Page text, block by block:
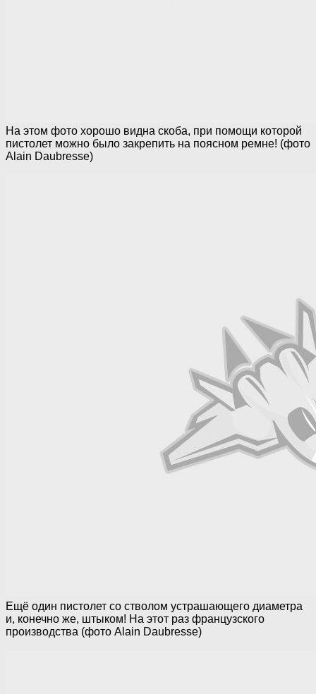
На этом фото хорошо видна скоба, при помощи которой
пистолет можно было закрепить на поясном ремне! (фото
Alain Daubresse)
Ещё один пистолет со стволом устрашающего диаметра
и, конечно же, штыком! На этот раз французского
производства (фото Alain Daubresse)